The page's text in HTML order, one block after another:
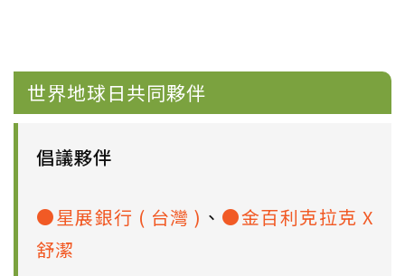
世界地球日共同夥伴
倡議夥伴
●星展銀行 ( 台灣 ) 、 ●金百利克拉克 X
舒潔